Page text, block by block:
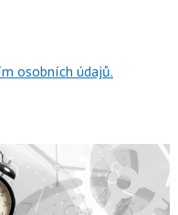
osobních údajů.